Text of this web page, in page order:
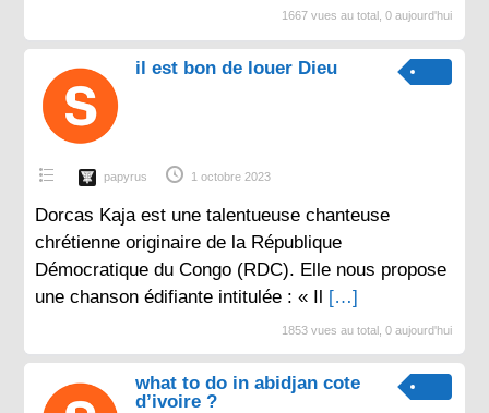
1667 vues au total, 0 aujourd'hui
il est bon de louer Dieu
papyrus 1 octobre 2023
Dorcas Kaja est une talentueuse chanteuse
chrétienne originaire de la République
Démocratique du Congo (RDC). Elle nous propose
une chanson édifiante intitulée : « Il […]
1853 vues au total, 0 aujourd'hui
what to do in abidjan cote
d’ivoire ?